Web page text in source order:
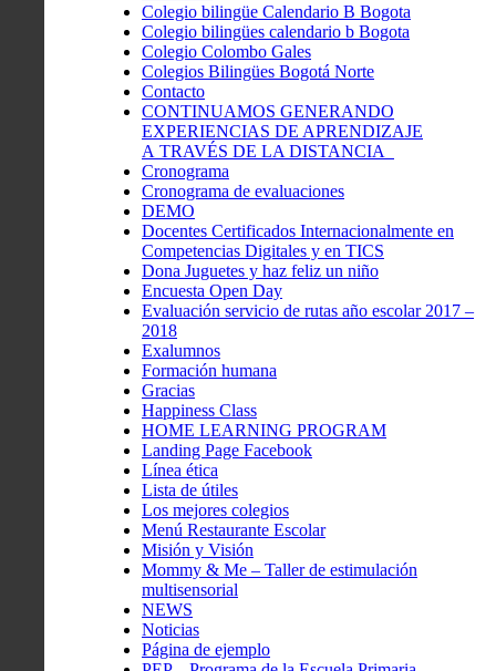
Colegio bilingüe Calendario B Bogota
Colegio bilingües calendario b Bogota
Colegio Colombo Gales
Colegios Bilingües Bogotá Norte
Contacto
CONTINUAMOS GENERANDO
EXPERIENCIAS DE APRENDIZAJE
A TRAVÉS DE LA DISTANCIA
Cronograma
Cronograma de evaluaciones
DEMO
Docentes Certificados Internacionalmente en
Competencias Digitales y en TICS
Dona Juguetes y haz feliz un niño
Encuesta Open Day
Evaluación servicio de rutas año escolar 2017 –
2018
Exalumnos
Formación humana
Gracias
Happiness Class
HOME LEARNING PROGRAM
Landing Page Facebook
Línea ética
Lista de útiles
Los mejores colegios
Menú Restaurante Escolar
Misión y Visión
Mommy & Me – Taller de estimulación
multisensorial
NEWS
Noticias
Página de ejemplo